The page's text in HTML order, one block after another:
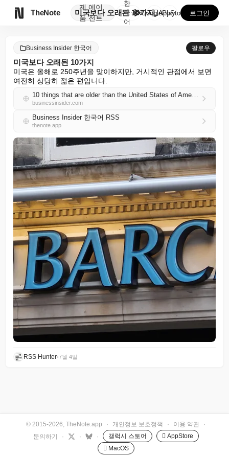
TheNote
제
품
에이
전트
미국보다 오래된 10가지
한
국
어
GooglePlay
AppStore 로그인
Business Insider 한국어 팔로우
미국보다 오래된 10가지
미국은 올해로 250주년을 맞이하지만, 거시적인 관점에서 보면
여전히 상당히 젊은 편입니다.
10 things that are older than the United States of America
businessinsider.com
Business Insider 한국어 RSS
thenote.app
RSS Hunter•7월 4일
© 2015-2026, TheNote.app · 개인정보 보호정책 · 이용 약관
·
문의하기
· · · 갤럭시 스토어
 AppStore
 MacOS